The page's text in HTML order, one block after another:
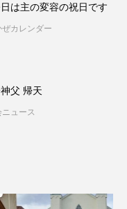
は主の変容の祝日です
ぜカレンダー
父 帰天
ュース